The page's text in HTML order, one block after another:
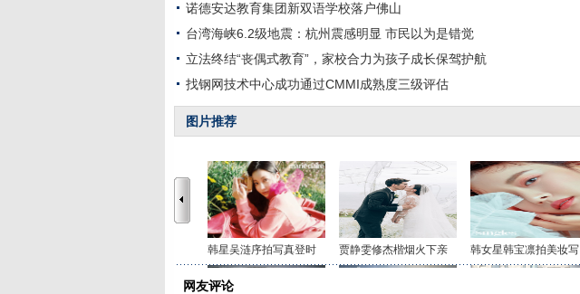
诺德安达教育集团新双语学校落户佛山
台湾海峡6.2级地震：杭州震感明显 市民以为是错觉
立法终结“丧偶式教育”，家校合力为孩子成长保驾护航
找钢网技术中心成功通过CMMI成熟度三级评估
图片推荐
韩星吴涟序拍写真登时 贾静雯修杰楷烟火下亲 韩女星韩宝凛拍美妆写
网友评论